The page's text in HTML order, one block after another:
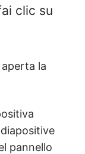
clic su
la
pannello